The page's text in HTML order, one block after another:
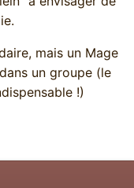
mais un Mage
un groupe (le
!)